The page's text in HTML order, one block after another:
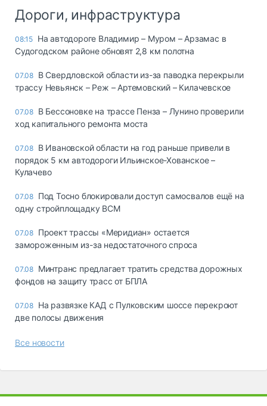
Дороги, инфраструктура
08:15 На автодороге Владимир – Муром – Арзамас в
Судогодском районе обновят 2,8 км полотна
07.08 В Свердловской области из-за паводка перекрыли
трассу Невьянск – Реж – Артемовский – Килачевское
07.08 В Бессоновке на трассе Пенза – Лунино проверили
ход капитального ремонта моста
07.08 В Ивановской области на год раньше привели в
порядок 5 км автодороги Ильинское-Хованское –
Кулачево
07.08 Под Тосно блокировали доступ самосвалов ещё на
одну стройплощадку ВСМ
07.08 Проект трассы «Меридиан» остается
замороженным из-за недостаточного спроса
07.08 Минтранс предлагает тратить средства дорожных
фондов на защиту трасс от БПЛА
07.08 На развязке КАД с Пулковским шоссе перекроют
две полосы движения
Все новости